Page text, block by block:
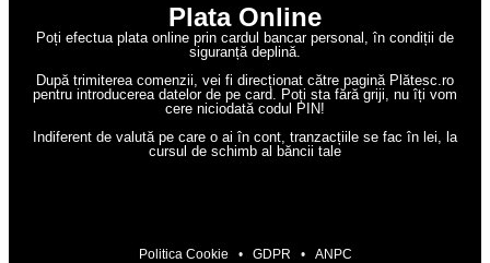
Plata Online
Poți efectua plata online prin cardul bancar personal, în condiții de
siguranță deplină.
După trimiterea comenzii, vei fi direcționat către pagină Plătesc.ro
pentru introducerea datelor de pe card. Poți sta fără griji, nu îți vom
cere niciodată codul PIN!
Indiferent de valută pe care o ai în cont, tranzacțiile se fac în lei, la
cursul de schimb al băncii tale
Politica Cookie • GDPR • ANPC